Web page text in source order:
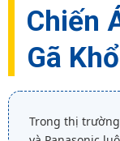
Chiến
Gã
Trong thị